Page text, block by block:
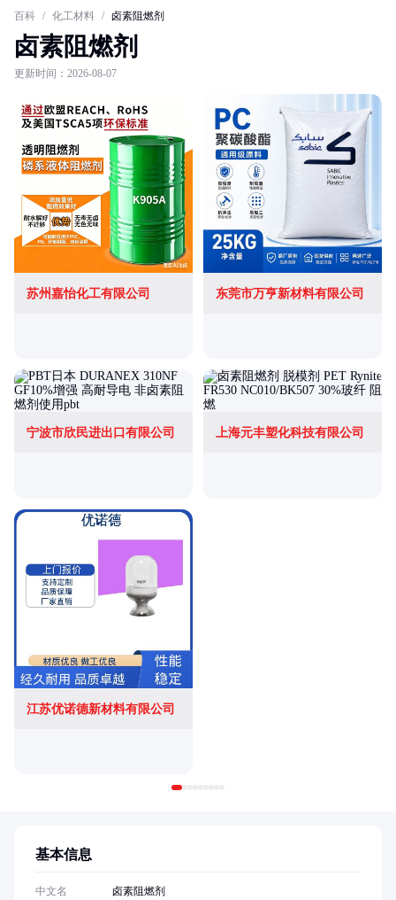
百科 / 化工材料 / 卤素阻燃剂
卤素阻燃剂
更新时间：2026-08-07
苏州嘉怡化工有限公司 东莞市万亨新材料有限公司
宁波市欣民进出口有限公司 上海元丰塑化科技有限公司
江苏优诺德新材料有限公司
基本信息
中文名
卤素阻燃剂